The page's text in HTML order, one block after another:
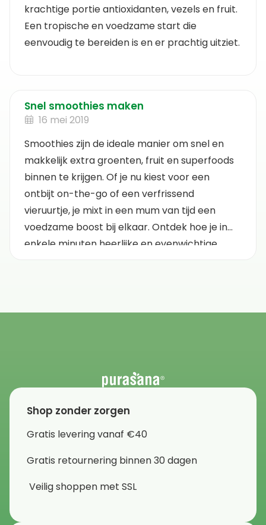
krachtige portie antioxidanten, vezels en fruit.
Een tropische en voedzame start die
eenvoudig te bereiden is en er prachtig uitziet.
Snel smoothies maken
16 mei 2019
Smoothies zijn de ideale manier om snel en
makkelijk extra groenten, fruit en superfoods
binnen te krijgen. Of je nu kiest voor een
ontbijt on-the-go of een verfrissend
vieruurtje, je mixt in een mum van tijd een
voedzame boost bij elkaar. Ontdek hoe je in
enkele minuten heerlijke en evenwichtige
ingrediënten!
Shop zonder zorgen
Gratis levering vanaf €40
Gratis retournering binnen 30 dagen
Veilig shoppen met SSL